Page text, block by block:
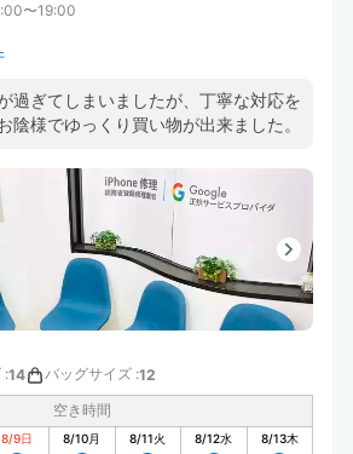
〜19:00
過ぎてしまいましたが、丁寧な対応を
陰様でゆっくり買い物が出来ました。
:14 バッグサイズ :12
空き時間
8/9日 8/10月 8/11火 8/12水 8/13木